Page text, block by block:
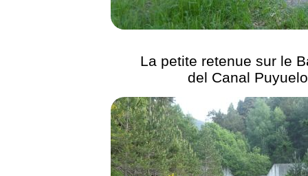
La petite retenue sur le
del Canal Puyuelo